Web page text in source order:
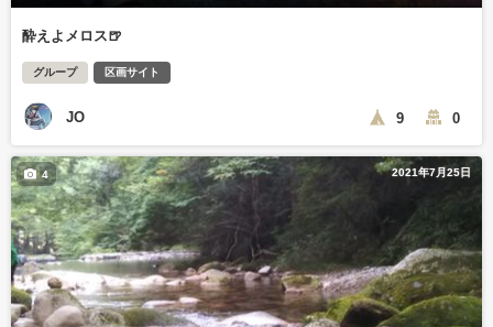
酔えよメロス🍺
グループ 区画サイト
JO 9 0
2021年7月25日
4